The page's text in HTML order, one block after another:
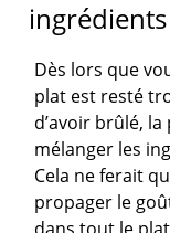
ingrédients
Dès lors que
plat est resté
d’avoir brûlé,
mélanger les
Cela ne ferait
propager le